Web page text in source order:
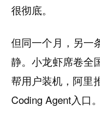
很彻底。
但同一个月，另一
静。小龙虾席卷全
帮用户装机，阿里
Coding Agent入口。